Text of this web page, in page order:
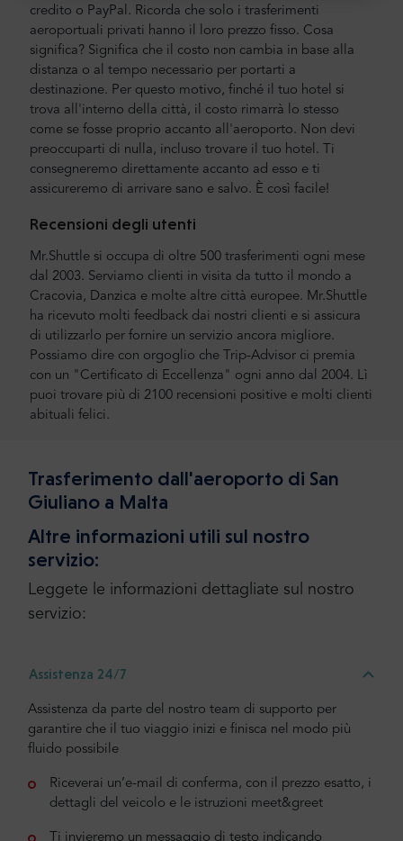
credito o PayPal. Ricorda che solo i trasferimenti
aeroportuali privati hanno il loro prezzo fisso. Cosa
significa? Significa che il costo non cambia in base alla
distanza o al tempo necessario per portarti a
destinazione. Per questo motivo, finché il tuo hotel si
trova all'interno della città, il costo rimarrà lo stesso
come se fosse proprio accanto all'aeroporto. Non devi
preoccuparti di nulla, incluso trovare il tuo hotel. Ti
consegneremo direttamente accanto ad esso e ti
assicureremo di arrivare sano e salvo. È così facile!
Recensioni degli utenti
Mr.Shuttle si occupa di oltre 500 trasferimenti ogni mese
dal 2003. Serviamo clienti in visita da tutto il mondo a
Cracovia, Danzica e molte altre città europee. Mr.Shuttle
ha ricevuto molti feedback dai nostri clienti e si assicura
di utilizzarlo per fornire un servizio ancora migliore.
Possiamo dire con orgoglio che Trip-Advisor ci premia
con un "Certificato di Eccellenza" ogni anno dal 2004. Lì
puoi trovare più di 2100 recensioni positive e molti clienti
abituali felici.
Trasferimento dall'aeroporto di San
Giuliano a Malta
Altre informazioni utili sul nostro
servizio:
Leggete le informazioni dettagliate sul nostro
servizio:
Assistenza 24/7
Assistenza da parte del nostro team di supporto per
garantire che il tuo viaggio inizi e finisca nel modo più
fluido possibile
Riceverai un’e-mail di conferma, con il prezzo esatto, i
dettagli del veicolo e le istruzioni meet&greet
Ti invieremo un messaggio di testo indicando